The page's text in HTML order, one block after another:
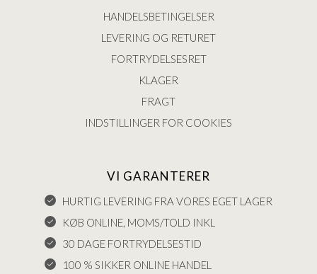
HANDELSBETINGELSER
LEVERING OG RETURET
FORTRYDELSESRET
KLAGER
FRAGT
INDSTILLINGER FOR COOKIES
VI GARANTERER
HURTIG LEVERING FRA VORES EGET LAGER
KØB ONLINE, MOMS/TOLD INKL
30 DAGE FORTRYDELSESTID
100 % SIKKER ONLINE HANDEL